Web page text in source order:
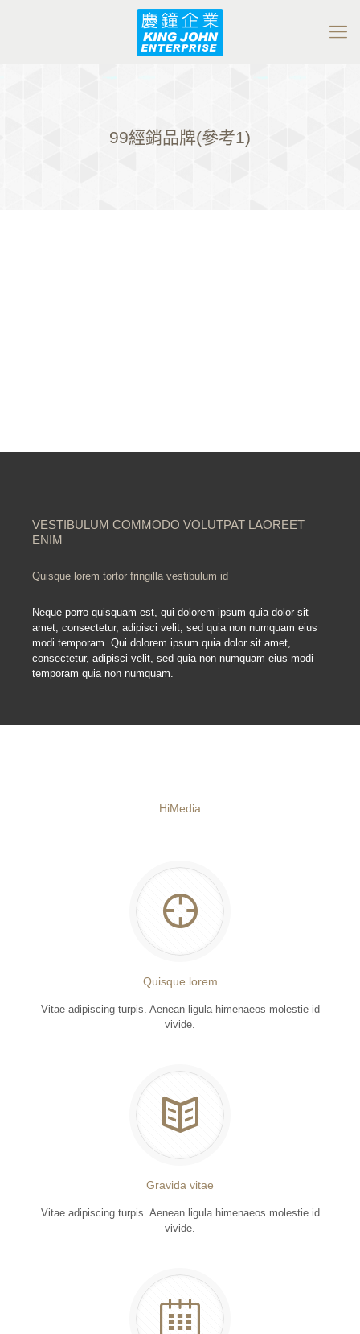
99經銷品牌(參考1)
VESTIBULUM COMMODO VOLUTPAT LAOREET
ENIM
Quisque lorem tortor fringilla vestibulum id
Neque porro quisquam est, qui dolorem ipsum quia dolor sit
amet, consectetur, adipisci velit, sed quia non numquam eius
modi temporam. Qui dolorem ipsum quia dolor sit amet,
consectetur, adipisci velit, sed quia non numquam eius modi
temporam quia non numquam.
HiMedia
Quisque lorem
Vitae adipiscing turpis. Aenean ligula himenaeos molestie id
vivide.
Gravida vitae
Vitae adipiscing turpis. Aenean ligula himenaeos molestie id
vivide.